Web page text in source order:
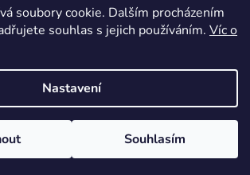
soubory cookie. Dalším procházením
souhlas s jejich používáním. Víc o
Nastavení
Souhlasím
Vytvořil Shoptet
bez●baláč. Všechna práva vyhrazena.